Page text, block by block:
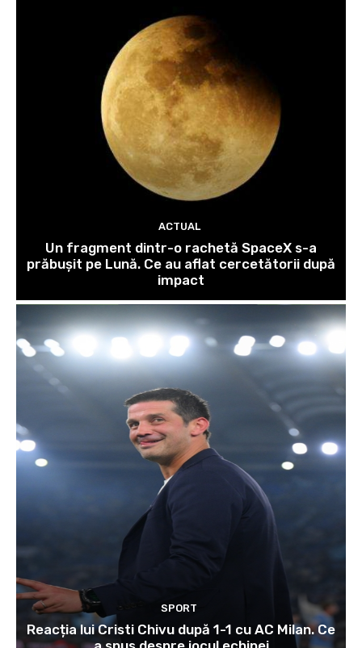
ACTUAL
Un fragment dintr-o rachetă SpaceX s-a
prăbușit pe Lună. Ce au aflat cercetătorii după
impact
SPORT
Reacția lui Cristi Chivu după 1-1 cu AC Milan. Ce